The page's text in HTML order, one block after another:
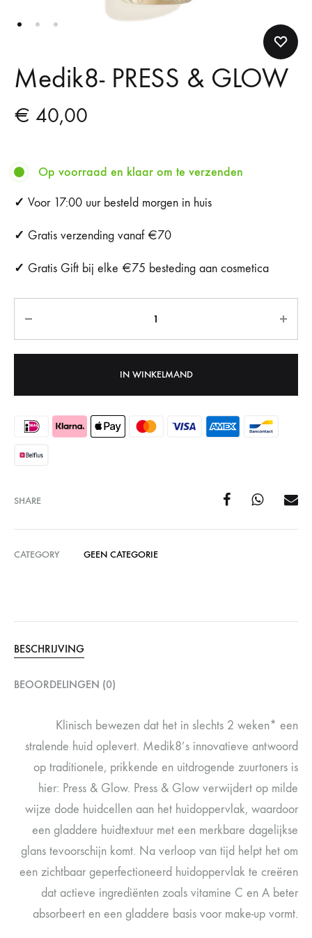
Medik8- PRESS & GLOW
€ 40,00
Op voorraad en klaar om te verzenden
✓ Voor 17:00 uur besteld morgen in huis
✓ Gratis verzending vanaf €70
✓ Gratis Gift bij elke €75 besteding aan cosmetica
IN WINKELMAND
SHARE
CATEGORY GEEN CATEGORIE
BESCHRIJVING
BEOORDELINGEN (0)
Klinisch bewezen dat het in slechts 2 weken* een
stralende huid oplevert. Medik8’s innovatieve antwoord
op traditionele, prikkende en uitdrogende zuurtoners is
hier: Press & Glow. Press & Glow verwijdert op milde
wijze dode huidcellen aan het huidoppervlak, waardoor
een gladdere huidtextuur met een merkbare dagelijkse
glans tevoorschijn komt. Na verloop van tijd helpt het om
een zichtbaar geperfectioneerd huidoppervlak te creëren
dat actieve ingrediënten zoals vitamine C en A beter
absorbeert en een gladdere basis voor make-up vormt.